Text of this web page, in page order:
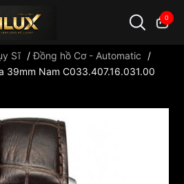
0
Sĩ /Đồng hồ Cơ - Automatic
/
39mm Nam C033.407.16.031.00